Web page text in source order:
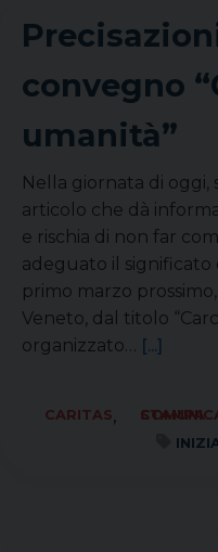
convegno
umanità”
Nella giornata di oggi,
articolo che dà
e rischia di non far
adeguato il significato
primo marzo
Veneto, dal titolo
organizzato… [...]
CARITAS, COMUNICATI STAMPA